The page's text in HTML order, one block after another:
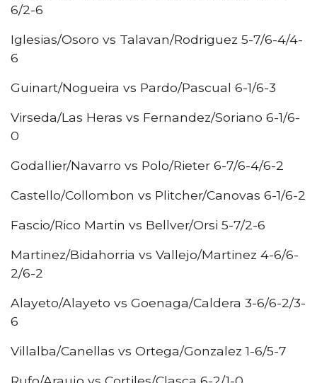
6/2-6
Iglesias/Osoro vs Talavan/Rodriguez 5-7/6-4/4-
6
Guinart/Nogueira vs Pardo/Pascual 6-1/6-3
Virseda/Las Heras vs Fernandez/Soriano 6-1/6-
0
Godallier/Navarro vs Polo/Rieter 6-7/6-4/6-2
Castello/Collombon vs Plitcher/Canovas 6-1/6-2
Fascio/Rico Martin vs Bellver/Orsi 5-7/2-6
Martinez/Bidahorria vs Vallejo/Martinez 4-6/6-
2/6-2
Alayeto/Alayeto vs Goenaga/Caldera 3-6/6-2/3-
6
Villalba/Canellas vs Ortega/Gonzalez 1-6/5-7